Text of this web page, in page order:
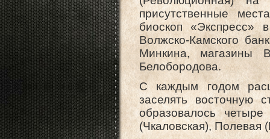
присутственные
биоскоп
Волжско-Камского
Минкина, магазины
Белобородова.
С каждым годом
заселять восточную
образовалось
(Чкаловская), Полевая